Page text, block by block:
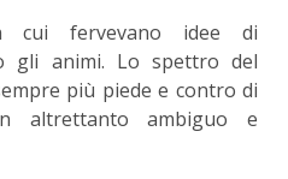
cui fervevano idee di
gli animi. Lo spettro del
più piede e contro di
altrettanto ambiguo e